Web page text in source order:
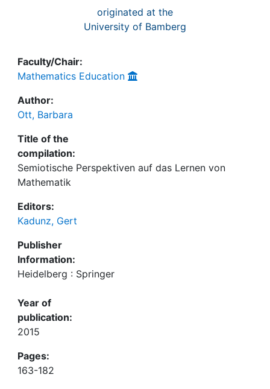
originated at the
University of Bamberg
Faculty/Chair:
Mathematics Education
Author:
Ott, Barbara
Title of the
compilation:
Semiotische Perspektiven auf das Lernen von
Mathematik
Editors:
Kadunz, Gert
Publisher
Information:
Heidelberg : Springer
Year of
publication:
2015
Pages:
163-182